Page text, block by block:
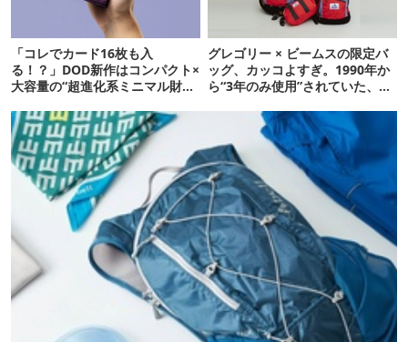
「コレでカード16枚も入
る！？」DOD新作はコンパクト×
大容量の“超進化系ミニマル財
グレゴリー × ビームスの限定バ
ッグ、カッコよすぎ。1990年か
ら“3年のみ使用”されていた、紫